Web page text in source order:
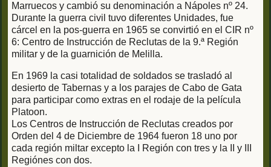
Marruecos y cambió su denominación a Nápoles nº 24.
Durante la guerra civil tuvo diferentes Unidades, fue
cárcel en la pos-guerra en 1965 se convirtió en el CIR nº
6: Centro de Instrucción de Reclutas de la 9.ª Región
militar y de la guarnición de Melilla.
En 1969 la casi totalidad de soldados se trasladó al
desierto de Tabernas y a los parajes de Cabo de Gata
para participar como extras en el rodaje de la película
Platoon.
Los Centros de Instrucción de Reclutas creados por
Orden del 4 de Diciembre de 1964 fueron 18 uno por
cada región miltar excepto la I Región con tres y la II y III
Regiónes con dos.